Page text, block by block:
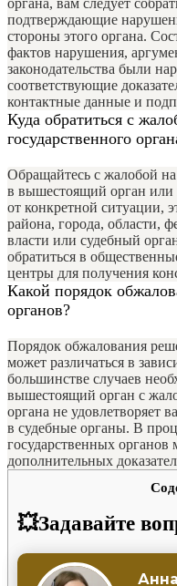
подтверждающие
стороны этого органа.
фактов нарушения,
законодательства были
соответствующие
контактные данные и
Куда обратиться с
государственного
Обращайтесь с жалобой на
в вышестоящий орган или
от конкретной ситуации,
района, города, области,
власти или судебный
обратиться в
центры для получения
Какой порядок
органов?
Порядок обжалования
может различаться в
большинстве случаев
вышестоящий орган с
органа не удовлетворяет
в судебные органы. В
государственных органов
дополнительных
💥Задавайте